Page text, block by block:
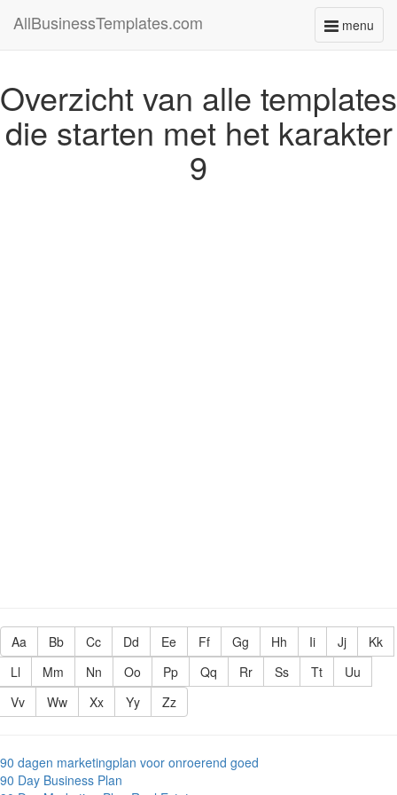
menu
Toggle
AllBusinessTemplates.com
Overzicht van alle templates
die starten met het karakter
9
Aa Bb Cc Dd Ee Ff Gg Hh Ii Jj
Kk
Ll
Mm Nn Oo Pp Qq Rr Ss Tt
Uu
Vv
Ww Xx Yy Zz
90 dagen marketingplan voor onroerend goed
90 Day Business Plan